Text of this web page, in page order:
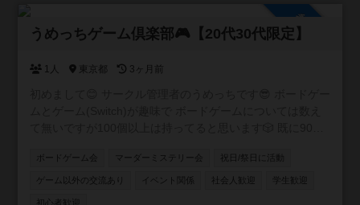
参加自由
うめっちゲーム倶楽部🎮【20代30代限定】
1人 東京都 3ヶ月前
向かい入れたくてこちらでも サークルを作らせて頂きまし
た✨ 皆さんお喋り好きな方が多いので黙々とゲームをやり
ボードゲーム会 マーダーミステリー会 祝日/祭日に活動
ゲーム以外の交流あり イベント関係 社会人歓迎 学生歓迎
初心者歓迎